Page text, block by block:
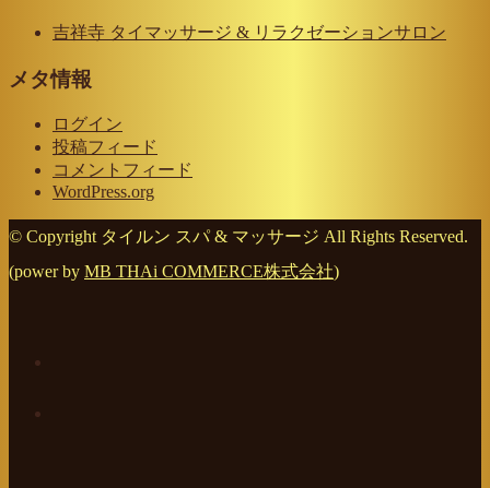
吉祥寺 タイマッサージ & リラクゼーションサロン
メタ情報
ログイン
投稿フィード
コメントフィード
WordPress.org
© Copyright タイルン スパ & マッサージ All Rights Reserved.
(power by MB THAi COMMERCE株式会社)